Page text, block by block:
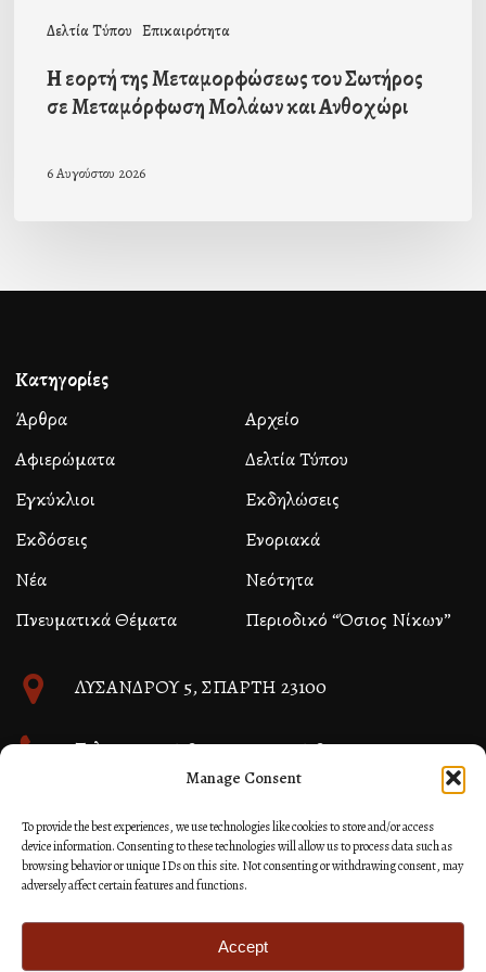
Manage Consent
To provide the best experiences, we use technologies like cookies to store and/or access
device information. Consenting to these technologies will allow us to process data such as
browsing behavior or unique IDs on this site. Not consenting or withdrawing consent, may
adversely affect certain features and functions.
Accept
Δελτία Τύπου Επικαιρότητα
Η εορτή της Μεταμορφώσεως του Σωτήρος
σε Μεταμόρφωση Μολάων και Ανθοχώρι
6 Αυγούστου 2026
Κατηγορίες
Άρθρα
Αρχείο
Αφιερώματα
Δελτία Τύπου
Εγκύκλιοι
Εκδηλώσεις
Εκδόσεις
Ενοριακά
Νέα
Νεότητα
Πνευματικά Θέματα
Περιοδικό “Όσιος Νίκων”
ΛΥΣΑΝΔΡΟΥ 5, ΣΠΑΡΤΗ 23100
Τηλ. 27310 26580 και 27310 26581